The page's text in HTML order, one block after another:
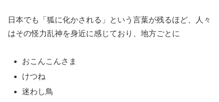
日本でも「狐に化かされる」という言葉が残るほど、人々
はその怪力乱神を身近に感じており、地方ごとに
おこんこんさま
けつね
迷わし鳥